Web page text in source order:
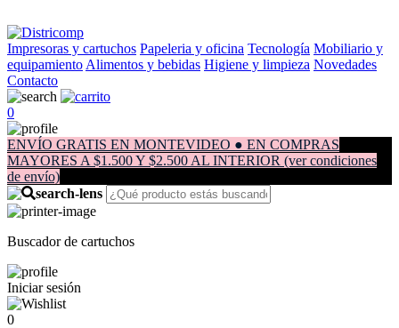
Impresoras y cartuchos Papeleria y oficina Tecnología Mobiliario y
equipamiento Alimentos y bebidas Higiene y limpieza Novedades
Contacto
0
ENVÍO GRATIS EN MONTEVIDEO ● EN COMPRAS
MAYORES A $1.500 Y $2.500 AL INTERIOR (ver condiciones
de envío)
Buscador de cartuchos
Iniciar sesión
0